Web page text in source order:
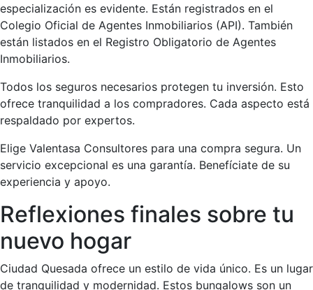
especialización es evidente. Están registrados en el
Colegio Oficial de Agentes Inmobiliarios (API). También
están listados en el Registro Obligatorio de Agentes
Inmobiliarios.
Todos los seguros necesarios protegen tu inversión. Esto
ofrece tranquilidad a los compradores. Cada aspecto está
respaldado por expertos.
Elige Valentasa Consultores para una compra segura. Un
servicio excepcional es una garantía. Benefíciate de su
experiencia y apoyo.
Reflexiones finales sobre tu
nuevo hogar
Ciudad Quesada ofrece un estilo de vida único. Es un lugar
de tranquilidad y modernidad. Estos bungalows son un